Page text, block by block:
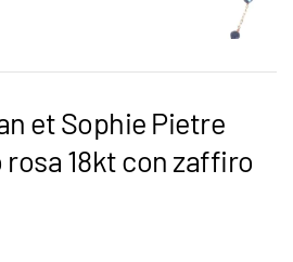
et Sophie Pietre
rosa 18kt con zaffiro